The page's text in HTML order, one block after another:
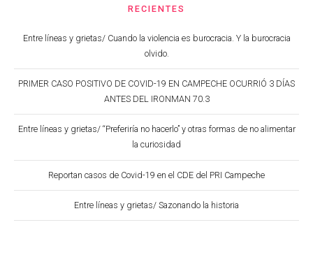
RECIENTES
Entre líneas y grietas/ Cuando la violencia es burocracia. Y la burocracia
olvido.
PRIMER CASO POSITIVO DE COVID-19 EN CAMPECHE OCURRIÓ 3 DÍAS
ANTES DEL IRONMAN 70.3
Entre líneas y grietas/ “Preferiría no hacerlo” y otras formas de no alimentar
la curiosidad
Reportan casos de Covid-19 en el CDE del PRI Campeche
Entre líneas y grietas/ Sazonando la historia